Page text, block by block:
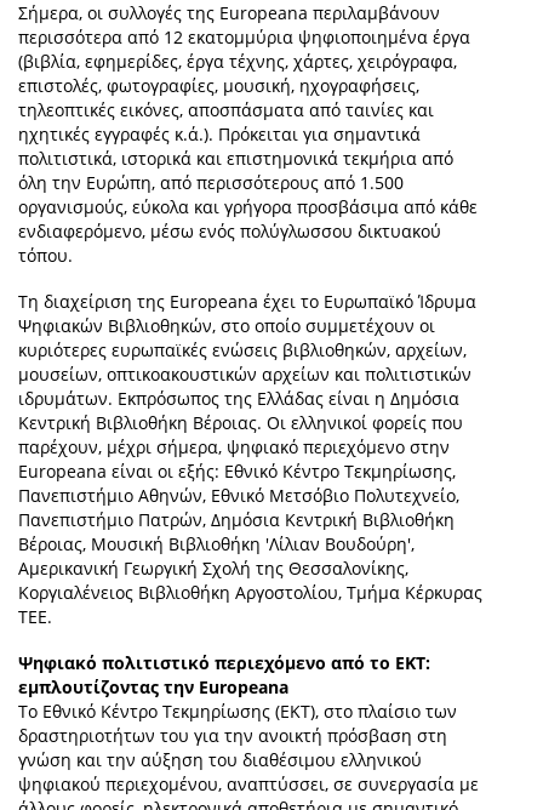
Σήμερα, οι συλλογές της Europeana περιλαμβάνουν
περισσότερα από 12 εκατομμύρια ψηφιοποιημένα έργα
(βιβλία, εφημερίδες, έργα τέχνης, χάρτες, χειρόγραφα,
επιστολές, φωτογραφίες, μουσική, ηχογραφήσεις,
τηλεοπτικές εικόνες, αποσπάσματα από ταινίες και
ηχητικές εγγραφές κ.ά.). Πρόκειται για σημαντικά
πολιτιστικά, ιστορικά και επιστημονικά τεκμήρια από
όλη την Ευρώπη, από περισσότερους από 1.500
οργανισμούς, εύκολα και γρήγορα προσβάσιμα από κάθε
ενδιαφερόμενο, μέσω ενός πολύγλωσσου δικτυακού
τόπου.
Τη διαχείριση της Europeana έχει το Ευρωπαϊκό Ίδρυμα
Ψηφιακών Βιβλιοθηκών, στο οποίο συμμετέχουν οι
κυριότερες ευρωπαϊκές ενώσεις βιβλιοθηκών, αρχείων,
μουσείων, οπτικοακουστικών αρχείων και πολιτιστικών
ιδρυμάτων. Εκπρόσωπος της Ελλάδας είναι η Δημόσια
Κεντρική Βιβλιοθήκη Βέροιας. Οι ελληνικοί φορείς που
παρέχουν, μέχρι σήμερα, ψηφιακό περιεχόμενο στην
Europeana είναι οι εξής: Εθνικό Κέντρο Τεκμηρίωσης,
Πανεπιστήμιο Αθηνών, Εθνικό Μετσόβιο Πολυτεχνείο,
Πανεπιστήμιο Πατρών, Δημόσια Κεντρική Βιβλιοθήκη
Βέροιας, Μουσική Βιβλιοθήκη 'Λίλιαν Βουδούρη',
Αμερικανική Γεωργική Σχολή της Θεσσαλονίκης,
Κοργιαλένειος Βιβλιοθήκη Αργοστολίου, Τμήμα Κέρκυρας
ΤΕΕ.
Ψηφιακό πολιτιστικό περιεχόμενο από το ΕΚΤ:
εμπλουτίζοντας την Εuropeana
Το Εθνικό Κέντρο Τεκμηρίωσης (ΕΚΤ), στο πλαίσιο των
δραστηριοτήτων του για την ανοικτή πρόσβαση στη
γνώση και την αύξηση του διαθέσιμου ελληνικού
ψηφιακού περιεχομένου, αναπτύσσει, σε συνεργασία με